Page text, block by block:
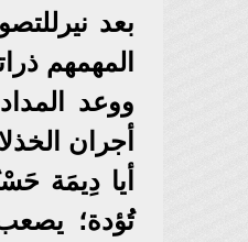
بعد
المهمهم
ووعد
أجران
أيا دِيمَة
تُؤدة؛